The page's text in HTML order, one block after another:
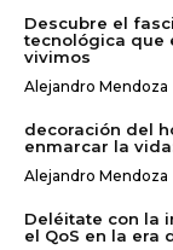
Descubre el
tecnológica que
vivimos
Alejandro Mendoza
decoración del
enmarcar la
Alejandro Mendoza
Deléitate con la
el QoS en la era